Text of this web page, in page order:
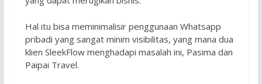
Hal itu bisa meminimalisir penggunaan Whatsapp
pribadi yang sangat minim visibilitas, yang mana dua
klien SleekFlow menghadapi masalah ini, Pasima dan
Paipai Travel.